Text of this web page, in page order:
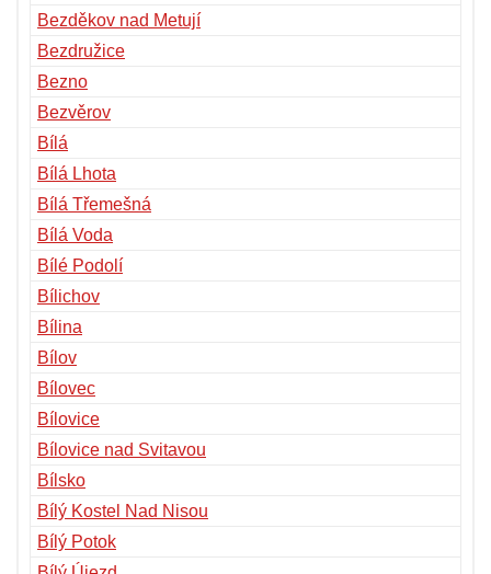
Bezděkov nad Metují
Bezdružice
Bezno
Bezvěrov
Bílá
Bílá Lhota
Bílá Třemešná
Bílá Voda
Bílé Podolí
Bílichov
Bílina
Bílov
Bílovec
Bílovice
Bílovice nad Svitavou
Bílsko
Bílý Kostel Nad Nisou
Bílý Potok